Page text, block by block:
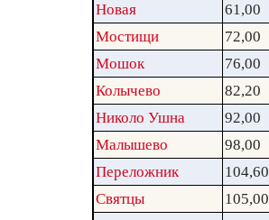
Новая
61,00
Мостищи
72,00
Мошок
76,00
Колычево
82,20
Николо Ушна
92,00
Малышево
98,00
Переложник
104,60
Святцы
105,00